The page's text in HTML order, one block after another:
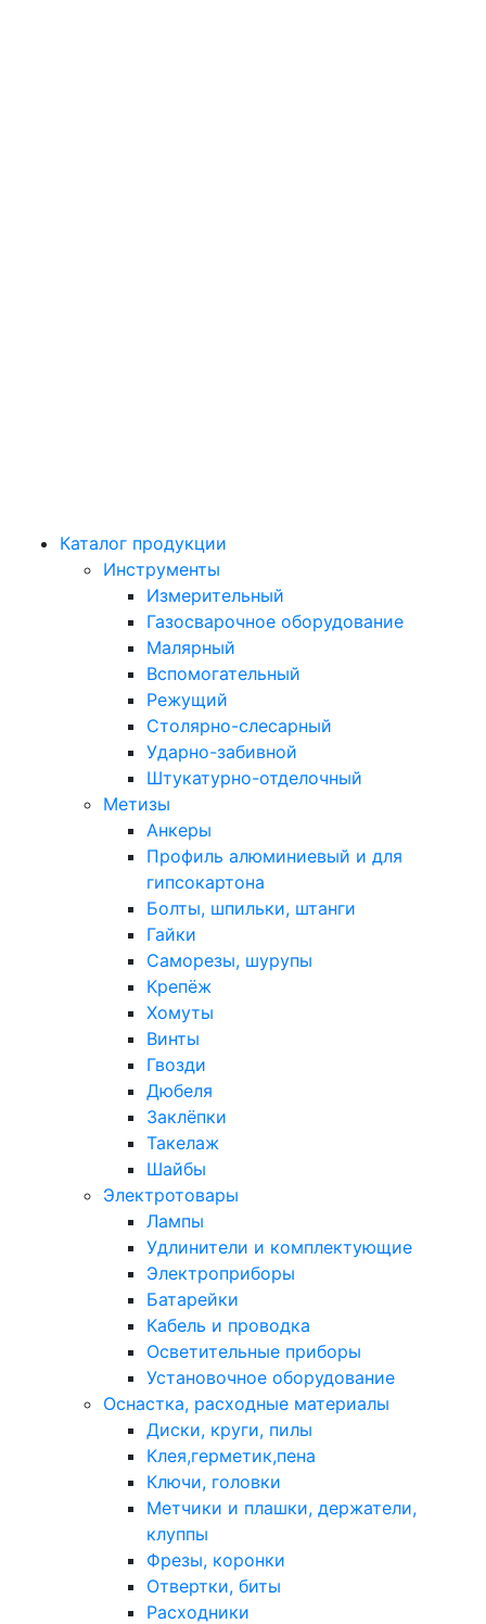
Каталог продукции
Инструменты
Измерительный
Газосварочное оборудование
Малярный
Вспомогательный
Режущий
Столярно-слесарный
Ударно-забивной
Штукатурно-отделочный
Метизы
Анкеры
Профиль алюминиевый и для
гипсокартона
Болты, шпильки, штанги
Гайки
Саморезы, шурупы
Крепёж
Хомуты
Винты
Гвозди
Дюбеля
Заклёпки
Такелаж
Шайбы
Электротовары
Лампы
Удлинители и комплектующие
Электроприборы
Батарейки
Кабель и проводка
Осветительные приборы
Установочное оборудование
Оснастка, расходные материалы
Диски, круги, пилы
Клея,герметик,пена
Ключи, головки
Метчики и плашки, держатели,
клуппы
Фрезы, коронки
Отвертки, биты
Расходники